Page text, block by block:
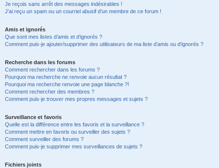
Je reçois sans arrêt des messages indésirables !
J’ai reçu un spam ou un courriel abusif d’un membre de ce forum !
Amis et ignorés
Que sont mes listes d’amis et d’ignorés ?
Comment puis-je ajouter/supprimer des utilisateurs de ma liste d’amis ou d’ignorés ?
Recherche dans les forums
Comment rechercher dans les forums ?
Pourquoi ma recherche ne renvoie aucun résultat ?
Pourquoi ma recherche renvoie une page blanche ?!
Comment rechercher des membres ?
Comment puis-je trouver mes propres messages et sujets ?
Surveillance et favoris
Quelle est la différence entre les favoris et la surveillance ?
Comment mettre en favoris ou surveiller des sujets ?
Comment surveiller des forums ?
Comment puis-je supprimer mes surveillances de sujets ?
Fichiers joints